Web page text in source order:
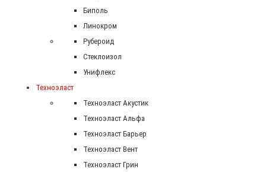
Биполь
Линокром
Рубероид
Стеклоизол
Унифлекс
Техноэласт
Техноэласт Акустик
Техноэласт Альфа
Техноэласт Барьер
Техноэласт Вент
Техноэласт Грин